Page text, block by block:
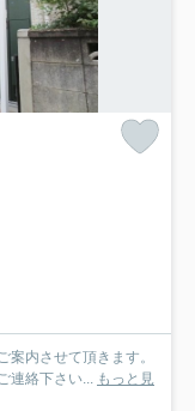
内させて頂きます。
連絡下さい... もっと見